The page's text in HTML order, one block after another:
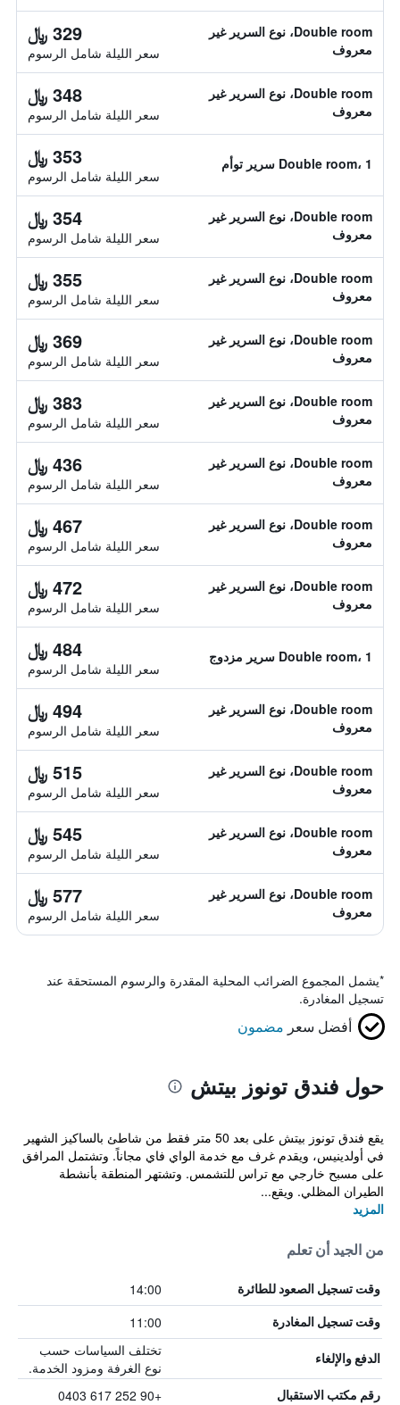
Double room، نوع السرير غير
معروف
329 ﷼
سعر الليلة شامل الرسوم
Double room، نوع السرير غير
معروف
348 ﷼
سعر الليلة شامل الرسوم
Double room، 1 سرير توأم 353 ﷼
سعر الليلة شامل الرسوم
Double room، نوع السرير غير
معروف
354 ﷼
سعر الليلة شامل الرسوم
Double room، نوع السرير غير
معروف
355 ﷼
سعر الليلة شامل الرسوم
Double room، نوع السرير غير
معروف
369 ﷼
سعر الليلة شامل الرسوم
Double room، نوع السرير غير
معروف
383 ﷼
سعر الليلة شامل الرسوم
Double room، نوع السرير غير
معروف
436 ﷼
سعر الليلة شامل الرسوم
Double room، نوع السرير غير
معروف
467 ﷼
سعر الليلة شامل الرسوم
Double room، نوع السرير غير
معروف
472 ﷼
سعر الليلة شامل الرسوم
Double room، 1 سرير مزدوج 484 ﷼
سعر الليلة شامل الرسوم
Double room، نوع السرير غير
معروف
494 ﷼
سعر الليلة شامل الرسوم
Double room، نوع السرير غير
معروف
515 ﷼
سعر الليلة شامل الرسوم
Double room، نوع السرير غير
معروف
545 ﷼
سعر الليلة شامل الرسوم
Double room، نوع السرير غير
معروف
577 ﷼
سعر الليلة شامل الرسوم
*يشمل المجموع الضرائب المحلية المقدرة والرسوم المستحقة عند
تسجيل المغادرة.
أفضل سعر مضمون
حول فندق تونوز بيتش
يقع فندق تونوز بيتش على بعد 50 متر فقط من شاطئ بالساكيز الشهير
في أولدينيس، ويقدم غرف مع خدمة الواي فاي مجاناً. وتشتمل المرافق
على مسبح خارجي مع تراس للتشمس. وتشتهر المنطقة بأنشطة
الطيران المظلي. ويقع...
المزيد
من الجيد أن تعلم
وقت تسجيل الصعود للطائرة 14:00
وقت تسجيل المغادرة 11:00
الدفع والإلغاء
تختلف السياسات حسب
نوع الغرفة ومزود الخدمة.
رقم مكتب الاستقبال +90 252 617 0403